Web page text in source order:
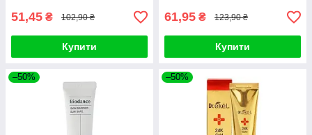
51,45 ₴ 102,90 ₴
Купити
61,95 ₴ 123,90 ₴
Купити
–50% –50%